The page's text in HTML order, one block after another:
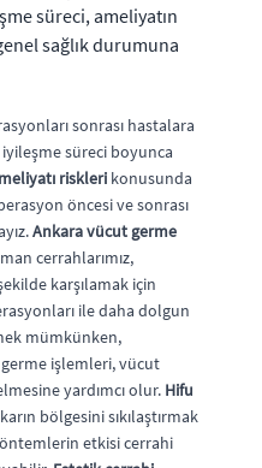
süreci, ameliyatın
sağlık durumuna
sonrası hastalara
süreci boyunca
riskleri konusunda
öncesi ve sonrası
Ankara vücut germe
cerrahlarımız,
karşılamak için
ile daha dolgun
mümkünken,
işlemleri, vücut
yardımcı olur. Hifu
bölgesini sıkılaştırmak
etkisi cerrahi